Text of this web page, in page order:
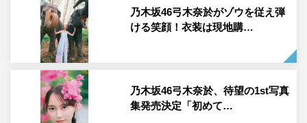
表紙は、通常版、セブンネット限定版、楽天ブックス限定
版、紀伊國屋書店限定版の全4種類。特別付録として、メ
ッセージ入りポストカード全6種からランダムで1枚が封入
される。
書店特典ポスターは全3種類、ポストカードは全17種類。
乃木坂46弓木奈於がゾウを従え弾
ける笑顔！衣装は現地購…
乃木坂46弓木奈於、待望の1st写真
集発売決定「初めて…